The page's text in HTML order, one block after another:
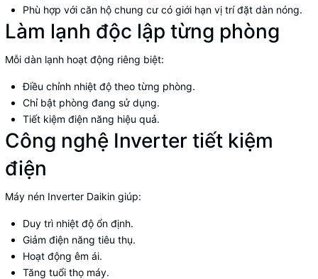
Phù hợp với căn hộ chung cư có giới hạn vị trí đặt dàn nóng.
Làm lạnh độc lập từng phòng
Mỗi dàn lạnh hoạt động riêng biệt:
Điều chỉnh nhiệt độ theo từng phòng.
Chỉ bật phòng đang sử dụng.
Tiết kiệm điện năng hiệu quả.
Công nghệ Inverter tiết kiệm
điện
Máy nén Inverter Daikin giúp:
Duy trì nhiệt độ ổn định.
Giảm điện năng tiêu thụ.
Hoạt động êm ái.
Tăng tuổi thọ máy.